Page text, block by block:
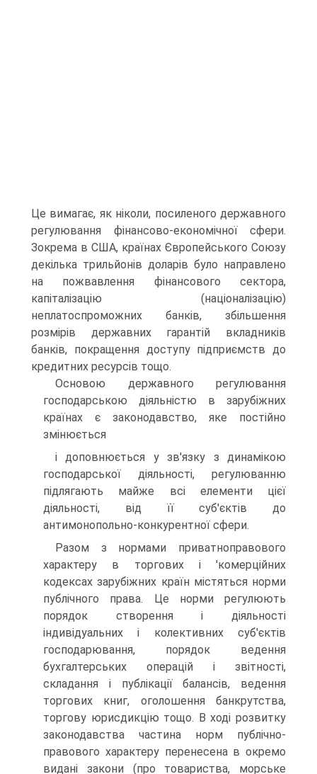
Це вимагає, як ніколи, посиленого державного
регулювання фінансово-економічної сфери.
Зокрема в США, країнах Європейського Союзу
декілька трильйонів доларів було направлено
на пожвавлення фінансового сектора,
капіталізацію (націоналізацію)
неплатоспроможних банків, збільшення
розмірів державних гарантій вкладників
банків, покращення доступу підприємств до
кредитних ресурсів тощо.
Основою державного регулювання
господарською діяльністю в зарубіжних
країнах є законодавство, яке постійно
змінюється
і доповнюється у зв'язку з динамікою
господарської діяльності, регулюванню
підлягають майже всі елементи цієї
діяльності, від її суб'єктів до
антимонопольно-конкурентної сфери.
Разом з нормами приватноправового
характеру в торгових і 'комерційних
кодексах зарубіжних країн містяться норми
публіч­ного права. Це норми регулюють
порядок створення і діяльності
індивідуальних і колективних суб'єктів
господарювання, порядок ведення
бухгалтерських операцій і звітності,
складання і публікації балансів, ведення
торгових книг, оголошення банкрутства,
торгову юрисдикцію тощо. В ході розвитку
законодавства частина норм публічно-
правового характеру перенесена в окремо
видані закони (про товариства, морське